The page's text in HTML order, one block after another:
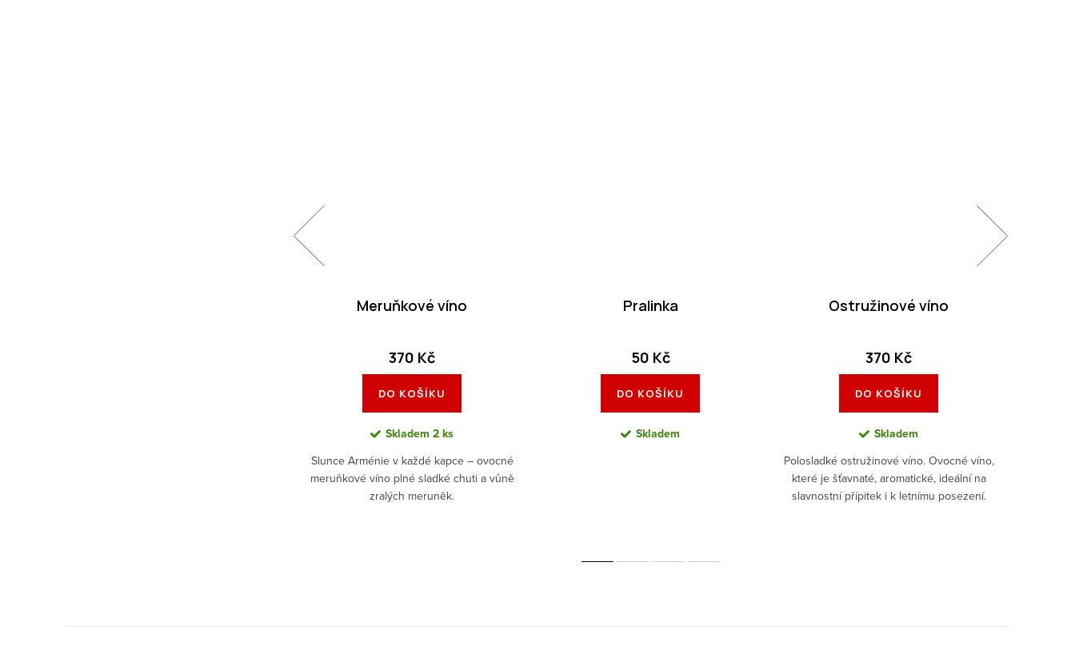
Meruňkové víno
370 Kč
DO KOŠÍKU
Skladem 2 ks
Slunce Arménie v každé kapce – ovocné
meruňkové víno plné sladké chuti a vůně
zralých meruněk.
Pralinka
50 Kč
DO KOŠÍKU
Skladem
Ostružinové víno
370 Kč
DO KOŠÍKU
Skladem
Polosladké ostružinové víno. Ovocné víno,
které je šťavnaté, aromatické, ideální na
slavnostní přípitek i k letnímu posezení.